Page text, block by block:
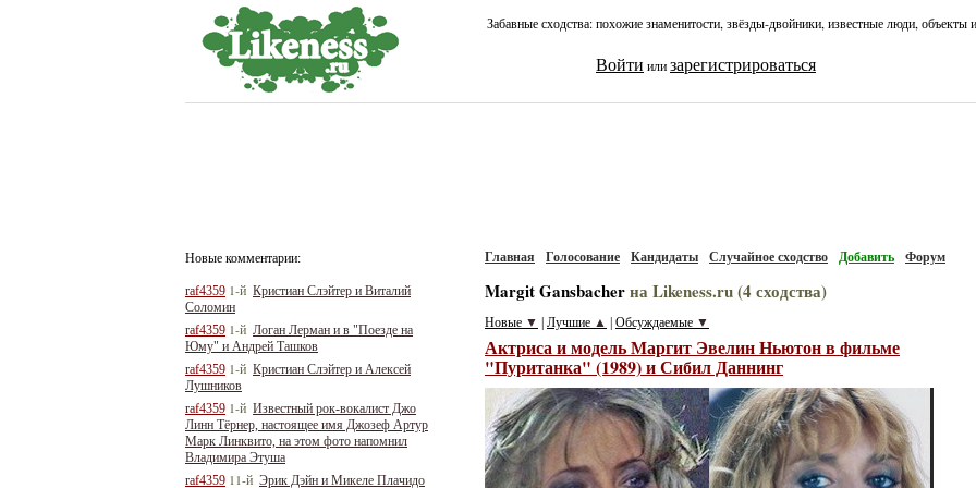
Забавные сходства: похожие знаменитости, звёзды-двойники, известные люди, объекты
Войти или зарегистрироваться
Новые комментарии:
raf4359 1-й Кристиан Слэйтер и Виталий
Соломин
raf4359 1-й Логан Лерман и в "Поезде на
Юму" и Андрей Ташков
raf4359 1-й Кристиан Слэйтер и Алексей
Лушников
raf4359 1-й Известный рок-вокалист Джо
Линн Тёрнер, настоящее имя Джозеф Артур
Марк Линквито, на этом фото напомнил
Владимира Этуша
raf4359 11-й Эрик Дэйн и Микеле Плачидо
Главная Голосование Кандидаты Случайное сходство Добавить Форум
Margit Gansbacherна Likeness.ru (4 сходства)
Новые ▼ Лучшие ▲ Обсуждаемые ▼
Актриса и модель Маргит Эвелин Ньютон в фильме
"Пуританка" (1989) и Сибил Даннинг